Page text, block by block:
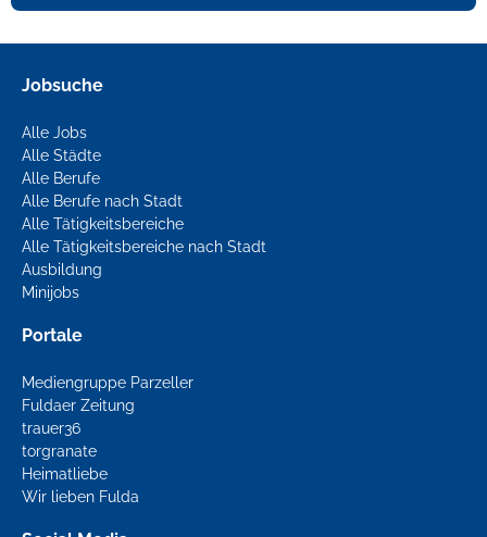
Jobsuche
Alle Jobs
Alle Städte
Alle Berufe
Alle Berufe nach Stadt
Alle Tätigkeitsbereiche
Alle Tätigkeitsbereiche nach Stadt
Ausbildung
Minijobs
Portale
Mediengruppe Parzeller
Fuldaer Zeitung
trauer36
torgranate
Heimatliebe
Wir lieben Fulda